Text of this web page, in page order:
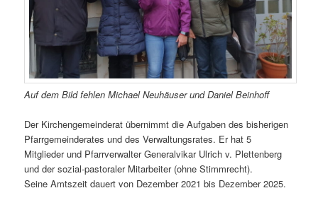
Auf dem Bild fehlen Michael Neuhäuser und Daniel Beinhoff
Der Kirchengemeinderat übernimmt die Aufgaben des bisherigen
Pfarrgemeinderates und des Verwaltungsrates. Er hat 5
Mitglieder und Pfarrverwalter Generalvikar Ulrich v. Plettenberg
und der sozial-pastoraler Mitarbeiter (ohne Stimmrecht).
Seine Amtszeit dauert von Dezember 2021 bis Dezember 2025.